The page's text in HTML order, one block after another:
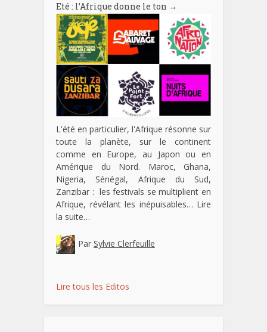
Eté : l’Afrique donne le ton →
L'été en particulier, l'Afrique résonne sur
toute la planète, sur le continent
comme en Europe, au Japon ou en
Amérique du Nord. Maroc, Ghana,
Nigeria, Sénégal, Afrique du Sud,
Zanzibar : les festivals se multiplient en
Afrique, révélant les inépuisables… Lire
la suite…
Par Sylvie Clerfeuille
Lire tous les Editos